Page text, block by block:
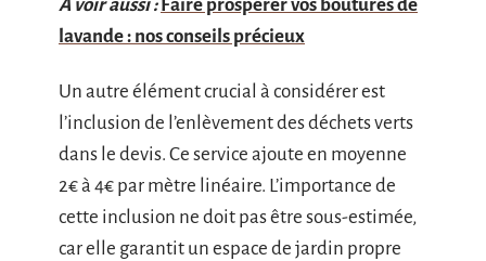
A voir aussi : Faire prospérer vos boutures de
lavande : nos conseils précieux
Un autre élément crucial à considérer est
l’inclusion de l’enlèvement des déchets verts
dans le devis. Ce service ajoute en moyenne
2€ à 4€ par mètre linéaire. L’importance de
cette inclusion ne doit pas être sous-estimée,
car elle garantit un espace de jardin propre